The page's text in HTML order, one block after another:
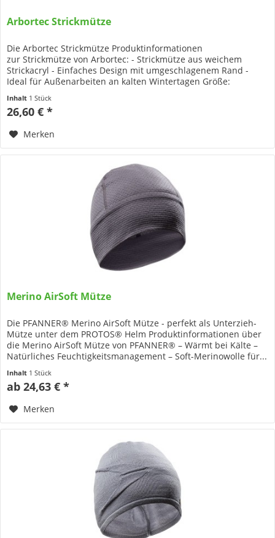
Arbortec Strickmütze
Die Arbortec Strickmütze Produktinformationen
zur Strickmütze von Arbortec: - Strickmütze aus weichem
Strickacryl - Einfaches Design mit umgeschlagenem Rand -
Ideal für Außenarbeiten an kalten Wintertagen Größe:
Inhalt 1 Stück
26,60 € *
Merken
Merino AirSoft Mütze
Die PFANNER® Merino AirSoft Mütze - perfekt als Unterzieh-
Mütze unter dem PROTOS® Helm Produktinformationen über
die Merino AirSoft Mütze von PFANNER® – Wärmt bei Kälte –
Natürliches Feuchtigkeits­management – Soft-Merinowolle für...
Inhalt 1 Stück
ab 24,63 € *
Merken